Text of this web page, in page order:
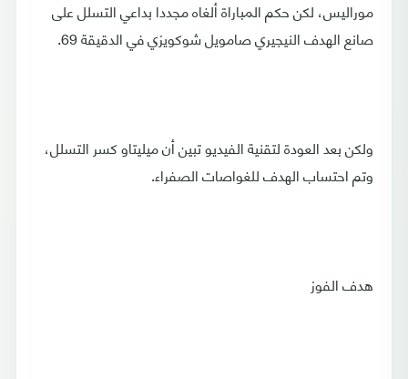
موراليس، لكن حكم المباراة ألغاه مجددا بداعي التسلل على
صانع الهدف النيجيري صامويل شوكويزي في الدقيقة 69.
ولكن بعد العودة لتقنية الفيديو تبين أن ميليتاو كسر التسلل،
وتم احتساب الهدف للغواصات الصفراء.
هدف الفوز